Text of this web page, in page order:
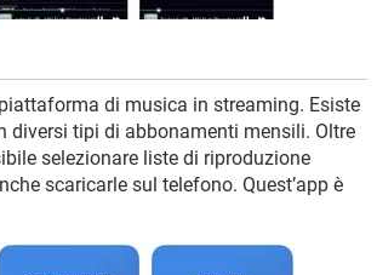
di musica in streaming. Esiste
diversi tipi di abbonamenti mensili. Oltre
selezionare liste di riproduzione
scaricarle sul telefono. Quest’app è